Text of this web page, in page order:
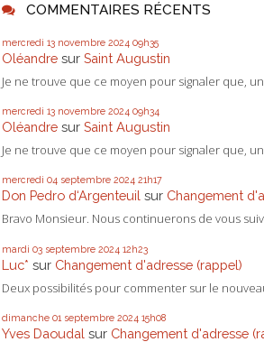
COMMENTAIRES RÉCENTS
mercredi 13 novembre 2024 09h35
Oléandre sur Saint Augustin
Je ne trouve que ce moyen pour signaler que,
mercredi 13 novembre 2024 09h34
Oléandre sur Saint Augustin
Je ne trouve que ce moyen pour signaler que,
mercredi 04 septembre 2024 21h17
Don Pedro d‘Argenteuil sur Changement
Bravo Monsieur. Nous continuerons de vous
mardi 03 septembre 2024 12h23
Luc* sur Changement d'adresse (rappel)
Deux possibilités pour commenter sur le
dimanche 01 septembre 2024 15h08
Yves Daoudal sur Changement d'adresse